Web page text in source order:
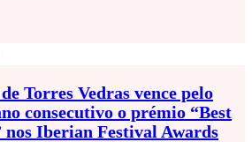
Torres Vedras vence pelo
consecutivo o prémio “Best
Iberian Festival Awards